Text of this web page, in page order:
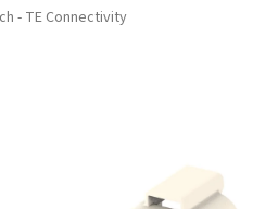
- TE Connectivity